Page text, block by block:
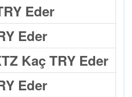
Eder
Eder
Kaç TRY Eder
Eder